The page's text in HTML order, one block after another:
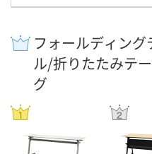
フォールディン
ル/折りたたみテ
グ